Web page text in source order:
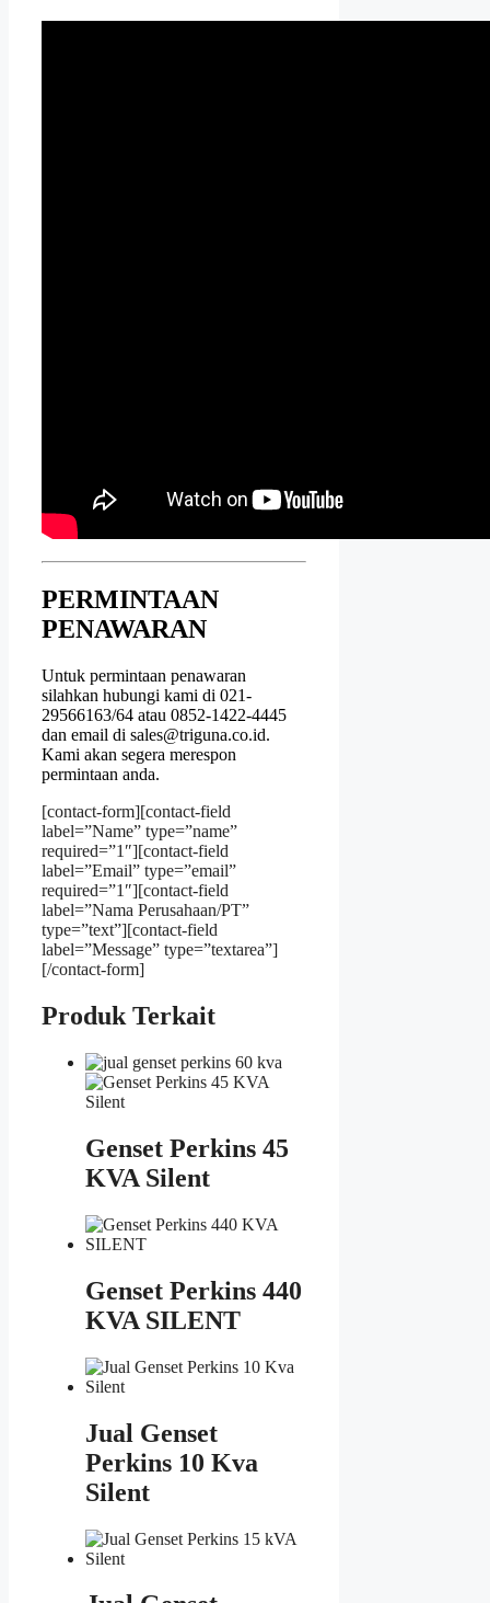
PERMINTAAN
PENAWARAN
Untuk permintaan penawaran
silahkan hubungi kami di 021-
29566163/64 atau 0852-1422-4445
dan email di sales@triguna.co.id.
Kami akan segera merespon
permintaan anda.
[contact-form][contact-field
label=”Name” type=”name”
required=”1″][contact-field
label=”Email” type=”email”
required=”1″][contact-field
label=”Nama Perusahaan/PT”
type=”text”][contact-field
label=”Message” type=”textarea”]
[/contact-form]
Produk Terkait
Genset Perkins 45
KVA Silent
Genset Perkins 440
KVA SILENT
Jual Genset
Perkins 10 Kva
Silent